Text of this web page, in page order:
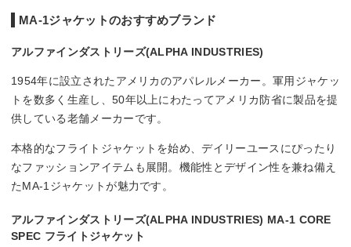
MA-1ジャケットのおすすめブランド
アルファインダストリーズ(ALPHA INDUSTRIES)
1954年に設立されたアメリカのアパレルメーカー。軍用ジャケッ
トを数多く生産し、50年以上にわたってアメリカ防省に製品を提
供している老舗メーカーです。
本格的なフライトジャケットを始め、デイリーユースにぴったり
なファッションアイテムも展開。機能性とデザイン性を兼ね備え
たMA-1ジャケットが魅力です。
アルファインダストリーズ(ALPHA INDUSTRIES) MA-1 CORE
SPEC フライトジャケット